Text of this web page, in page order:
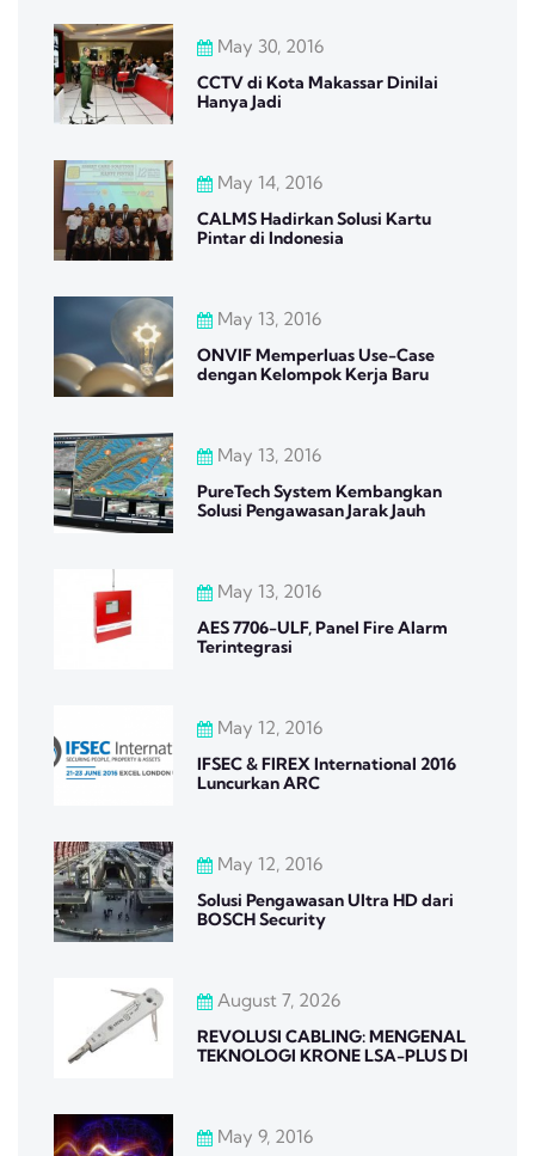
May 30, 2016
CCTV di Kota Makassar Dinilai
Hanya Jadi
May 14, 2016
CALMS Hadirkan Solusi Kartu
Pintar di Indonesia
May 13, 2016
ONVIF Memperluas Use-Case
dengan Kelompok Kerja Baru
May 13, 2016
PureTech System Kembangkan
Solusi Pengawasan Jarak Jauh
May 13, 2016
AES 7706-ULF, Panel Fire Alarm
Terintegrasi
May 12, 2016
IFSEC & FIREX International 2016
Luncurkan ARC
May 12, 2016
Solusi Pengawasan Ultra HD dari
BOSCH Security
August 7, 2026
REVOLUSI CABLING: MENGENAL
TEKNOLOGI KRONE LSA-PLUS DI
May 9, 2016